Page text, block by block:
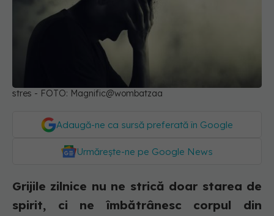
stres - FOTO: Magnific@wombatzaa
Adaugă-ne ca sursă preferată în Google
Urmărește-ne pe Google News
Grijile zilnice nu ne strică doar starea de
spirit, ci ne îmbătrânesc corpul din